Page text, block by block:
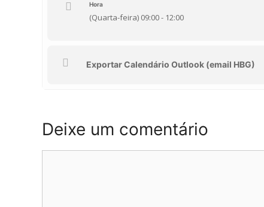
Hora
(Quarta-feira) 09:00 - 12:00
Exportar Calendário Outlook (email HBG)
Deixe um comentário